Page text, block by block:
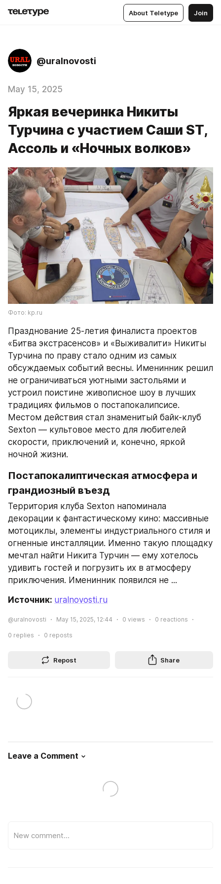
About Teletype Join
@uralnovosti
May 15, 2025
Яркая вечеринка Никиты
Турчина с участием Саши ST,
Ассоль и «Ночных волков»
Фото: kp.ru
Празднование 25-летия финалиста проектов
«Битва экстрасенсов» и «Выживалити» Никиты
Турчина по праву стало одним из самых
обсуждаемых событий весны. Именинник решил
не ограничиваться уютными застольями и
устроил поистине живописное шоу в лучших
традициях фильмов о постапокалипсисе.
Местом действия стал знаменитый байк-клуб
Sexton — культовое место для любителей
скорости, приключений и, конечно, яркой
ночной жизни.
Постапокалиптическая атмосфера и
грандиозный въезд
Территория клуба Sexton напоминала
декорации к фантастическому кино: массивные
мотоциклы, элементы индустриального стиля и
огненные инсталляции. Именно такую площадку
мечтал найти Никита Турчин — ему хотелось
удивить гостей и погрузить их в атмосферу
приключения. Именинник появился не ...
Источник: uralnovosti.ru
@uralnovosti May 15, 2025, 12:44 0 views 0 reactions
0 replies 0 reposts
Repost Share
Leave a Comment